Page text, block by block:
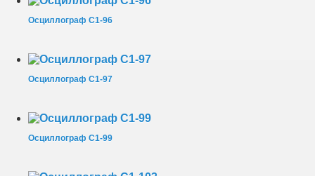
Осциллограф С1-96
Осциллограф С1-97
Осциллограф С1-99